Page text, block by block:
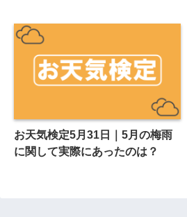
お天気検定5月31日｜5月の梅雨
に関して実際にあったのは？